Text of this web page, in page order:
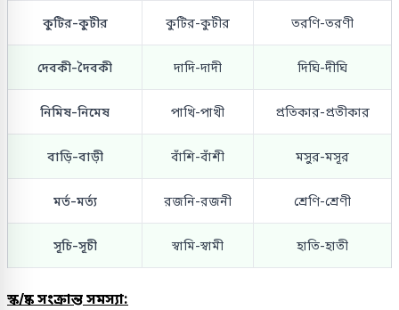
কুটির-কুটীর কুটির-কুটীর তরণি-তরণী
দেবকী-দৈবকী দাদি-দাদী দিঘি-দীঘি
নিমিষ-নিমেষ পাখি-পাখী প্রতিকার-প্রতীকার
বাড়ি-বাড়ী বাঁশি-বাঁশী মসুর-মসূর
মর্ত-মর্ত্য রজনি-রজনী শ্রেণি-শ্রেণী
সূচি-সূচী স্বামি-স্বামী হাতি-হাতী
স্ক/ষ্ক সংক্রান্ত সমস্যা: